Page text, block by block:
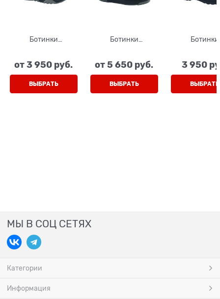
Ботинки
темно-зеленый/
черный, на
липучках
от3 950 руб.
ВЫБРАТЬ
Ботинки
черный/серый,
липучки/шнурки
от5 650 руб.
ВЫБРАТЬ
Ботинки
черный,
липучках
3 950
ВЫБРАТЬ
МЫ В СОЦ СЕТЯХ
Категории
Информация